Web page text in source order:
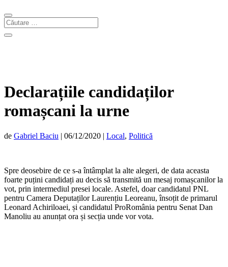
Declarațiile candidaților
romașcani la urne
de Gabriel Baciu | 06/12/2020 | Local, Politică
Spre deosebire de ce s-a întâmplat la alte alegeri, de data aceasta
foarte puțini candidați au decis să transmită un mesaj romașcanilor la
vot, prin intermediul presei locale. Astefel, doar candidatul PNL
pentru Camera Deputaților Laurențiu Leoreanu, însoțit de primarul
Leonard Achiriloaei, și candidatul ProRomânia pentru Senat Dan
Manoliu au anunțat ora și secția unde vor vota.